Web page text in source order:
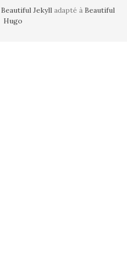
Beautiful Jekyll adapté à Beautiful
Hugo